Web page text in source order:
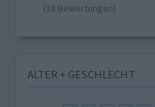
(38 Bewertungen)
ALTER + GESCHLECHT